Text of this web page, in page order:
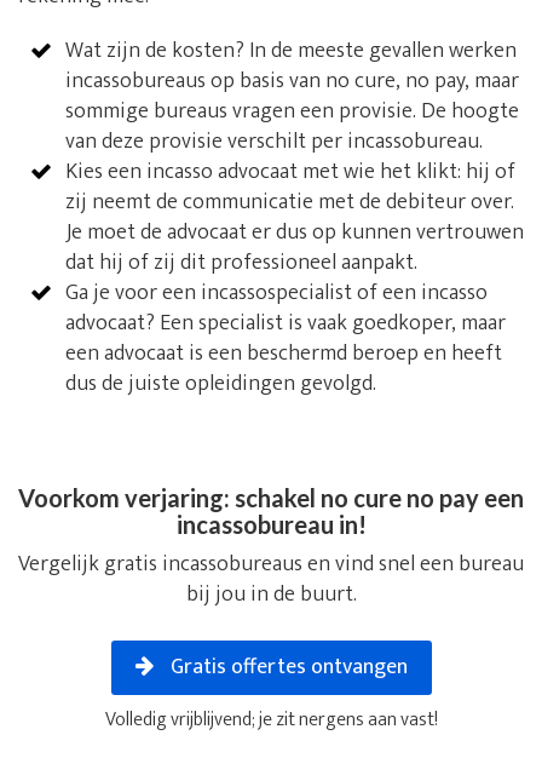
Wat zijn de kosten? In de meeste gevallen werken
incassobureaus op basis van no cure, no pay, maar
sommige bureaus vragen een provisie. De hoogte
van deze provisie verschilt per incassobureau.
Kies een incasso advocaat met wie het klikt: hij of
zij neemt de communicatie met de debiteur over.
Je moet de advocaat er dus op kunnen vertrouwen
dat hij of zij dit professioneel aanpakt.
Ga je voor een incassospecialist of een incasso
advocaat? Een specialist is vaak goedkoper, maar
een advocaat is een beschermd beroep en heeft
dus de juiste opleidingen gevolgd.
Voorkom verjaring: schakel no cure no pay een
incassobureau in!
Vergelijk gratis incassobureaus en vind snel een bureau
bij jou in de buurt.
Gratis offertes ontvangen
Volledig vrijblijvend; je zit nergens aan vast!